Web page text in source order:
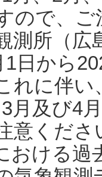
ので、
測所（
1日から
れに伴い
月及び4
意くだ
おける過